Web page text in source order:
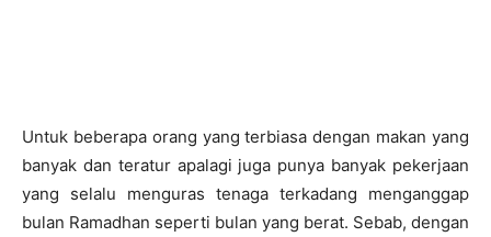
Untuk beberapa orang yang terbiasa dengan makan yang
banyak dan teratur apalagi juga punya banyak pekerjaan
yang selalu menguras tenaga terkadang menganggap
bulan Ramadhan seperti bulan yang berat. Sebab, dengan